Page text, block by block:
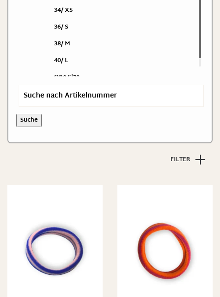
34/ XS
36/ S
38/ M
40/ L
One Size
Suche
FILTER